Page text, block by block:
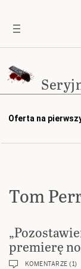
Oferta na
Tom
premierę
KOMENTARZE (1)